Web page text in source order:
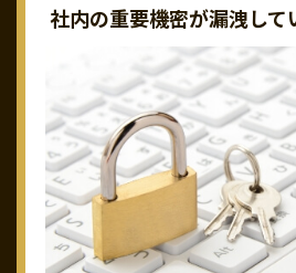
社内の重要機密が漏洩して